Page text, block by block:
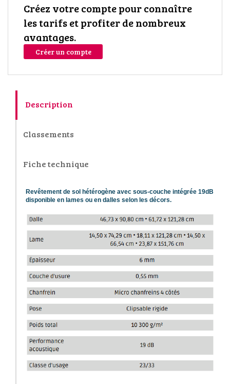
Créez votre compte pour connaître
les tarifs et profiter de nombreux
avantages.
Créer un compte
Description
Classements
Fiche technique
Revêtement de sol hétérogène avec sous-couche intégrée 19dB
disponible en lames ou en dalles selon les décors.